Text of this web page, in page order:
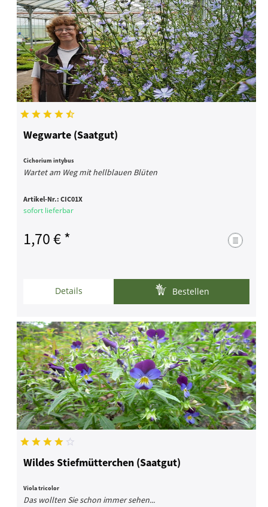
Wegwarte (Saatgut)
Cichorium intybus
Wartet am Weg mit hellblauen Blüten
Artikel-Nr.:CIC01X
sofort lieferbar
1,70 € *
Details Bestellen
Wildes Stiefmütterchen (Saatgut)
Viola tricolor
Das wollten Sie schon immer sehen...